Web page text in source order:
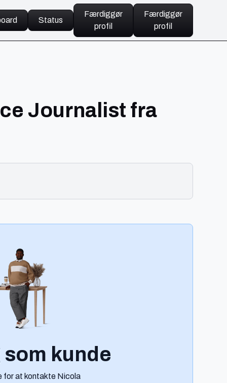
Status
Færdiggør
profil
Færdiggør
profil
Journalist fra
kunde
for at kontakte Nicola